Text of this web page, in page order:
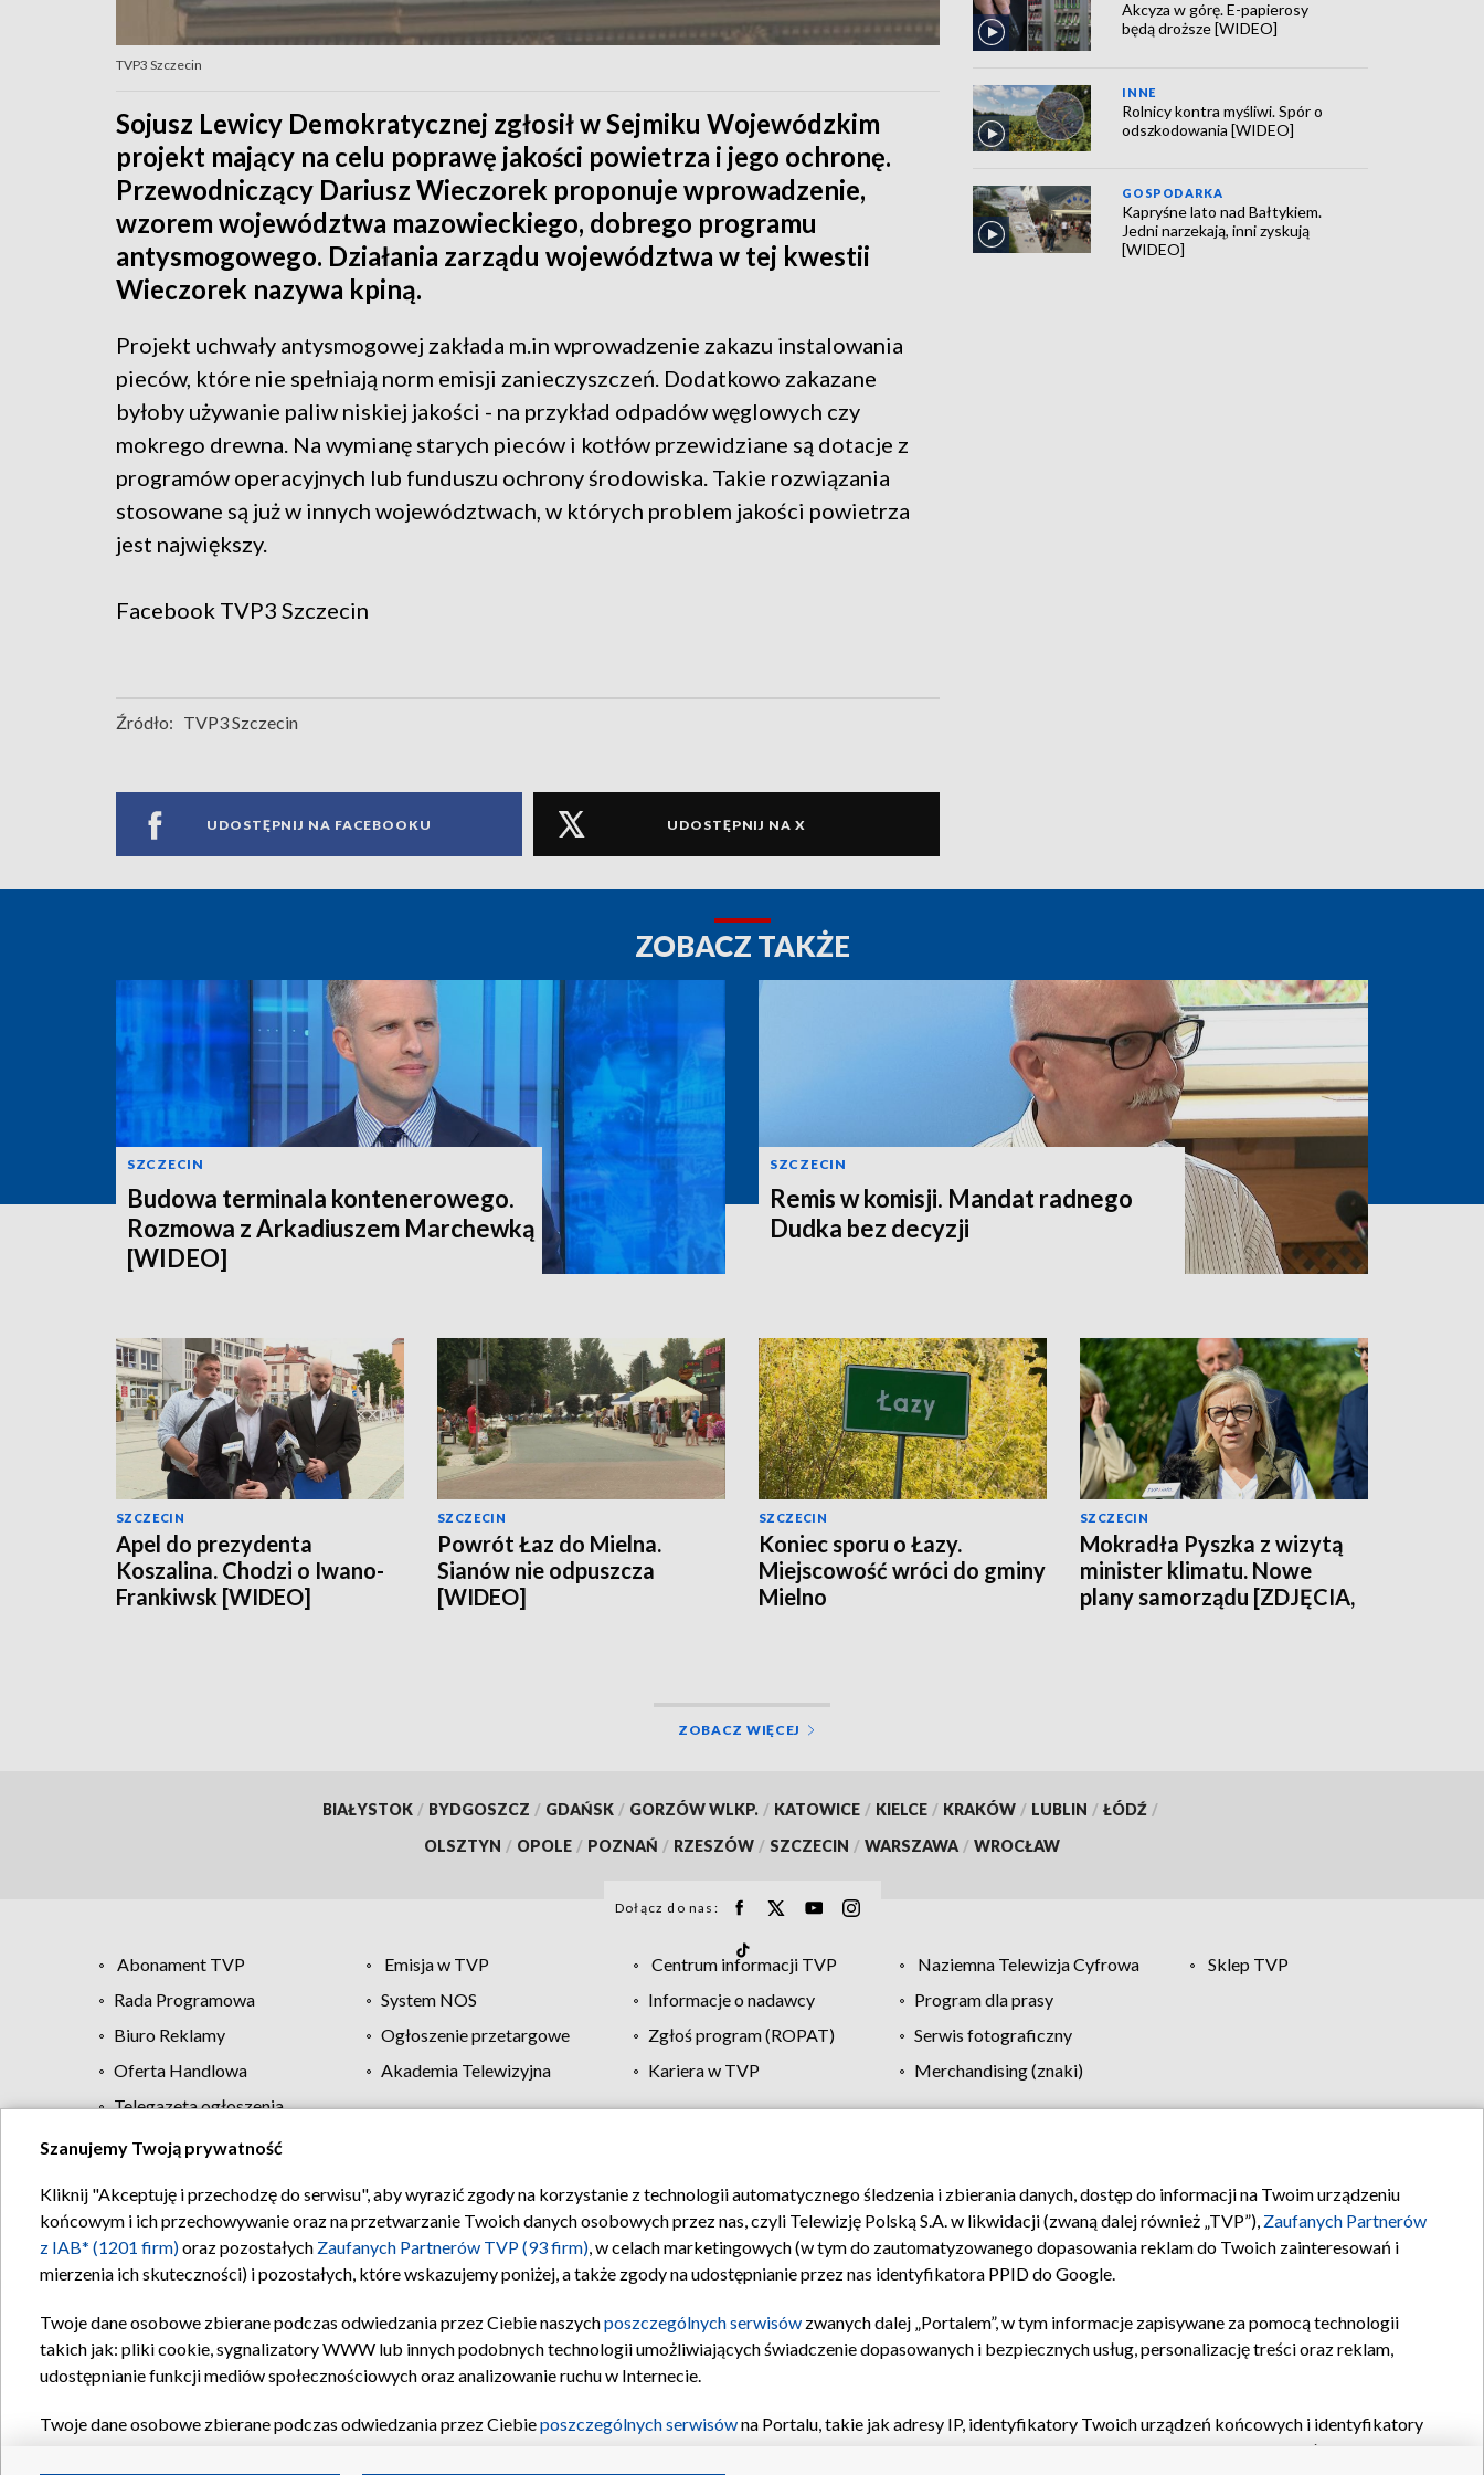
TVP3 Szczecin
Sojusz Lewicy Demokratycznej zgłosił w Sejmiku Wojewódzkim
projekt mający na celu poprawę jakości powietrza i jego ochronę.
Przewodniczący Dariusz Wieczorek proponuje wprowadzenie,
wzorem województwa mazowieckiego, dobrego programu
antysmogowego. Działania zarządu województwa w tej kwestii
Wieczorek nazywa kpiną.
Projekt uchwały antysmogowej zakłada m.in wprowadzenie zakazu instalowania
pieców, które nie spełniają norm emisji zanieczyszczeń. Dodatkowo zakazane
byłoby używanie paliw niskiej jakości - na przykład odpadów węglowych czy
mokrego drewna. Na wymianę starych pieców i kotłów przewidziane są dotacje z
programów operacyjnych lub funduszu ochrony środowiska. Takie rozwiązania
stosowane są już w innych województwach, w których problem jakości powietrza
jest największy.
Facebook TVP3 Szczecin
Źródło: TVP3 Szczecin
UDOSTĘPNIJ NA FACEBOOKU UDOSTĘPNIJ NA X
Akcyza w górę. E-papierosy
będą droższe [WIDEO]
INNE
Rolnicy kontra myśliwi. Spór o
odszkodowania [WIDEO]
GOSPODARKA
Kapryśne lato nad Bałtykiem.
Jedni narzekają, inni zyskują
[WIDEO]
ZOBACZ TAKŻE
SZCZECIN
Budowa terminala kontenerowego.
Rozmowa z Arkadiuszem Marchewką
[WIDEO]
SZCZECIN
Remis w komisji. Mandat radnego
Dudka bez decyzji
SZCZECIN
Apel do prezydenta
Koszalina. Chodzi o Iwano-
Frankiwsk [WIDEO]
SZCZECIN
Powrót Łaz do Mielna.
Sianów nie odpuszcza
[WIDEO]
SZCZECIN
Koniec sporu o Łazy.
Miejscowość wróci do gminy
Mielno
SZCZECIN
Mokradła Pyszka z wizytą
minister klimatu. Nowe
plany samorządu [ZDJĘCIA,
ZOBACZ WIĘCEJ
BIAŁYSTOK / BYDGOSZCZ / GDAŃSK / GORZÓW WLKP. / KATOWICE / KIELCE / KRAKÓW / LUBLIN / ŁÓDŹ /
OLSZTYN / OPOLE / POZNAŃ / RZESZÓW / SZCZECIN / WARSZAWA / WROCŁAW
Dołącz do nas:
Abonament TVP Emisja w TVP Centrum informacji TVP Naziemna Telewizja Cyfrowa
Sklep TVP
Rada Programowa
System NOS Informacje o nadawcy
Program dla prasy
Biuro Reklamy
Ogłoszenie przetargowe Zgłoś program (ROPAT)
Serwis fotograficzny
Oferta Handlowa
Akademia Telewizyjna Kariera w TVP
Merchandising (znaki)
Telegazeta ogłoszenia
Regulamin TVP Polityka prywatności Moje zgody Pomoc Biuro reklamy Kontakt
Szanujemy Twoją prywatność
Kliknij "Akceptuję i przechodzę do serwisu", aby wyrazić zgody na korzystanie z technologii automatycznego śledzenia i zbierania danych, dostęp do informacji na Twoim urządzeniu
końcowym i ich przechowywanie oraz na przetwarzanie Twoich danych osobowych przez nas, czyli Telewizję Polską S.A. w likwidacji (zwaną dalej również „TVP”), Zaufanych Partnerów
z IAB* (1201 firm)oraz pozostałych Zaufanych Partnerów TVP (93 firm), w celach marketingowych (w tym do zautomatyzowanego dopasowania reklam do Twoich zainteresowań i
mierzenia ich skuteczności) i pozostałych, które wskazujemy poniżej, a także zgody na udostępnianie przez nas identyfikatora PPID do Google.
Twoje dane osobowe zbierane podczas odwiedzania przez Ciebie naszychposzczególnych serwisów zwanych dalej „Portalem”, w tym informacje zapisywane za pomocą technologii
takich jak: pliki cookie, sygnalizatory WWW lub innych podobnych technologii umożliwiających świadczenie dopasowanych i bezpiecznych usług, personalizację treści oraz reklam,
udostępnianie funkcji mediów społecznościowych oraz analizowanie ruchu w Internecie.
Twoje dane osobowe zbierane podczas odwiedzania przez Ciebieposzczególnych serwisówna Portalu, takie jak adresy IP, identyfikatory Twoich urządzeń końcowych i identyfikatory
oraz pozostałych